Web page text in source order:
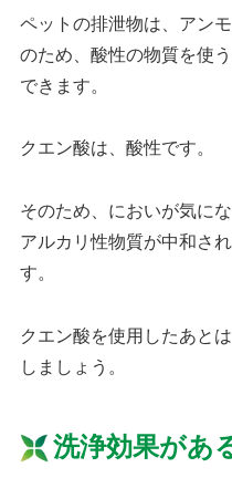
ペットの排泄物は、アン
のため、酸性の物質を使
できます。
クエン酸は、酸性です。
そのため、においが気に
アルカリ性物質が中和さ
す。
クエン酸を使用したあと
しましょう。
洗浄効果があ